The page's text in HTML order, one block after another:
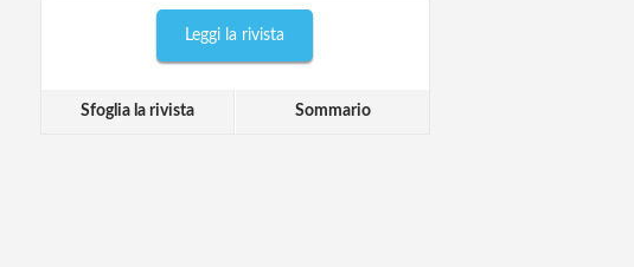
Leggi la rivista
Sfoglia la rivista Sommario